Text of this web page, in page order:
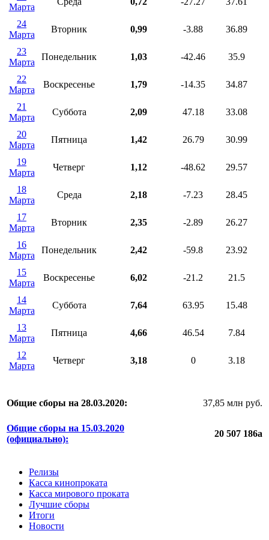
Марта
24
Марта
Вторник 0,99 -3.88 36.89
23
Марта
Понедельник 1,03 -42.46 35.9
22
Марта
Воскресенье 1,79 -14.35 34.87
21
Марта
Суббота 2,09 47.18 33.08
20
Марта
Пятница 1,42 26.79 30.99
19
Марта
Четверг 1,12 -48.62 29.57
18
Марта
Среда 2,18 -7.23 28.45
17
Марта
Вторник 2,35 -2.89 26.27
16
Марта
Понедельник 2,42 -59.8 23.92
15
Марта
Воскресенье 6,02 -21.2 21.5
14
Марта
Суббота 7,64 63.95 15.48
13
Марта
Пятница 4,66 46.54 7.84
12
Марта
Четверг 3,18 0 3.18
Общие сборы на 28.03.2020: 37,85 млн руб.
Общие сборы на 15.03.2020
(официально):
20 507 186a
Релизы
Касса кинопроката
Касса мирового проката
Лучшие сборы
Итоги
Новости